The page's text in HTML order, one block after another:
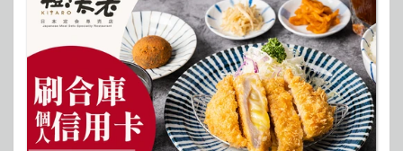
找菜單
品牌總覽